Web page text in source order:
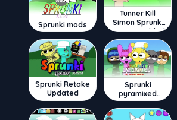
Sprunki mods
Tunner Kill
Simon Sprunki
Sinner Modded
Sprunki Retake
Updated
Sprunki
pyramixed
DELUXE